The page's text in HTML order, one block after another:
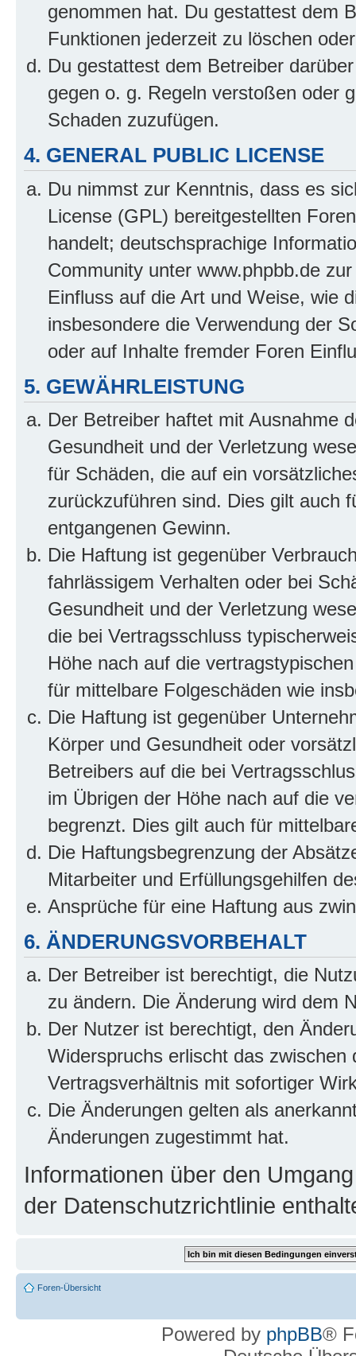
genommen hat. Du gestattest dem
Funktionen jederzeit zu löschen
Du gestattest dem Betreiber
gegen o. g. Regeln verstoßen oder
Schaden zuzufügen.
4. GENERAL PUBLIC LICENSE
Du nimmst zur Kenntnis, dass es
License (GPL) bereitgestellten
handelt; deutschsprachige
Community unter www.phpbb.de
Einfluss auf die Art und Weise, wie
insbesondere die Verwendung der
oder auf Inhalte fremder Foren
5. GEWÄHRLEISTUNG
Der Betreiber haftet mit Ausnahme
Gesundheit und der Verletzung
für Schäden, die auf ein
zurückzuführen sind. Dies gilt auch
entgangenen Gewinn.
Die Haftung ist gegenüber
fahrlässigem Verhalten oder bei
Gesundheit und der Verletzung
die bei Vertragsschluss
Höhe nach auf die
für mittelbare Folgeschäden wie
Die Haftung ist gegenüber
Körper und Gesundheit oder
Betreibers auf die bei
im Übrigen der Höhe nach auf die
begrenzt. Dies gilt auch für
Die Haftungsbegrenzung der
Mitarbeiter und Erfüllungsgehilfen
Ansprüche für eine Haftung aus
6. ÄNDERUNGSVORBEHALT
Der Betreiber ist berechtigt, die
zu ändern. Die Änderung wird dem
Der Nutzer ist berechtigt, den
Widerspruchs erlischt das
Vertragsverhältnis mit sofortiger
Die Änderungen gelten als
Änderungen zugestimmt hat.
Informationen über den
der Datenschutzrichtlinie
Foren-Übersicht
Powered by phpBB®